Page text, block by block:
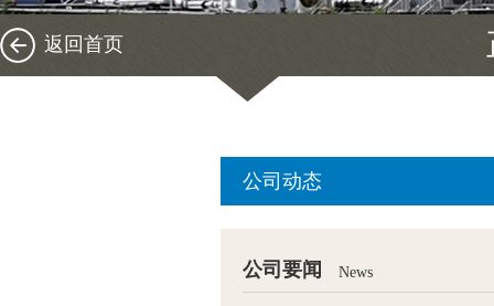
返回首页
公司动态
公司要闻 News